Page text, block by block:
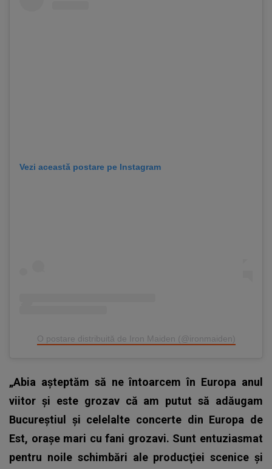
Vezi această postare pe Instagram
O postare distribuită de Iron Maiden (@ironmaiden)
„Abia aşteptăm să ne întoarcem în Europa anul
viitor şi este grozav că am putut să adăugam
Bucureştiul şi celelalte concerte din Europa de
Est, oraşe mari cu fani grozavi. Sunt entuziasmat
pentru noile schimbări ale producţiei scenice şi